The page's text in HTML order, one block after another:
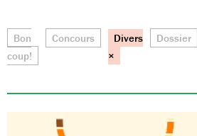
Bon
coup!
Concours
Divers
×
Dossier